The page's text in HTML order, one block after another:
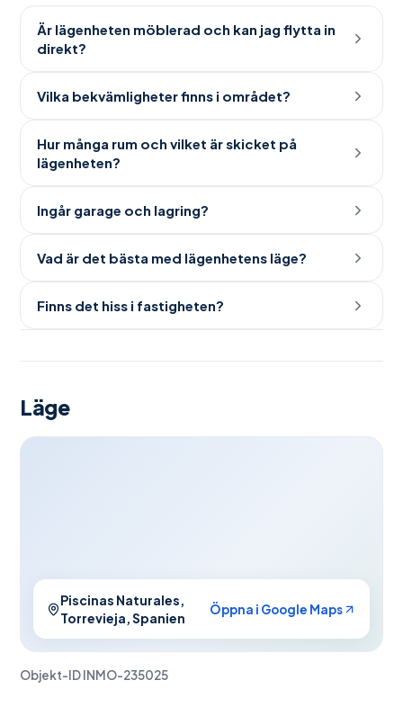
Är lägenheten möblerad och kan jag flytta in
direkt?
Vilka bekvämligheter finns i området?
Hur många rum och vilket är skicket på
lägenheten?
Ingår garage och lagring?
Vad är det bästa med lägenhetens läge?
Finns det hiss i fastigheten?
Läge
Piscinas Naturales,
Torrevieja, Spanien
Öppna i Google Maps
Objekt-IDINMO-235025